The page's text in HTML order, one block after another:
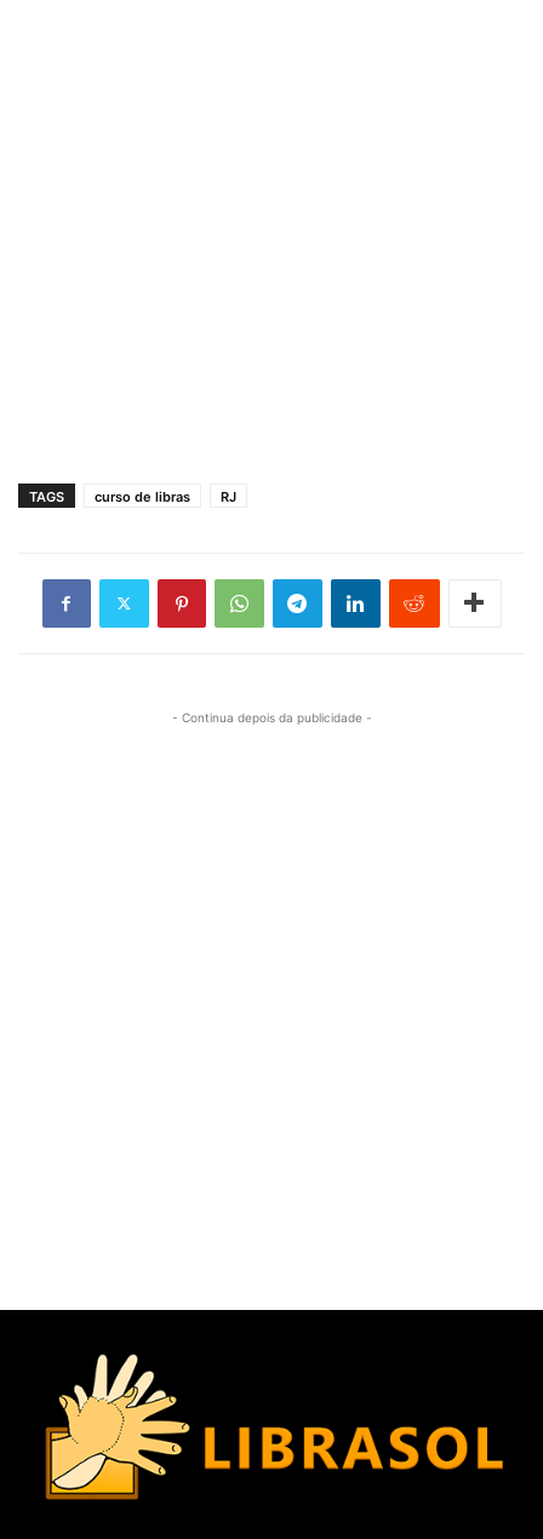
TAGS curso de libras RJ
- Continua depois da publicidade -